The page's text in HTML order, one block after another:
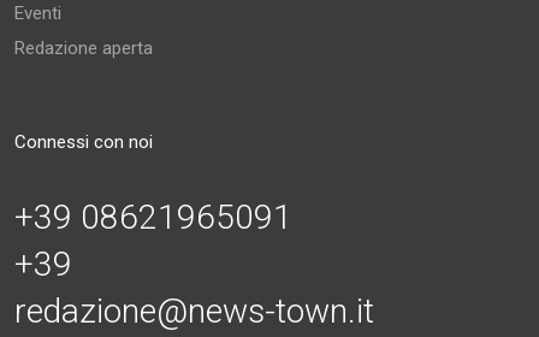
Eventi
Redazione aperta
Connessi con noi
+39 08621965091
+39
redazione@news-town.it